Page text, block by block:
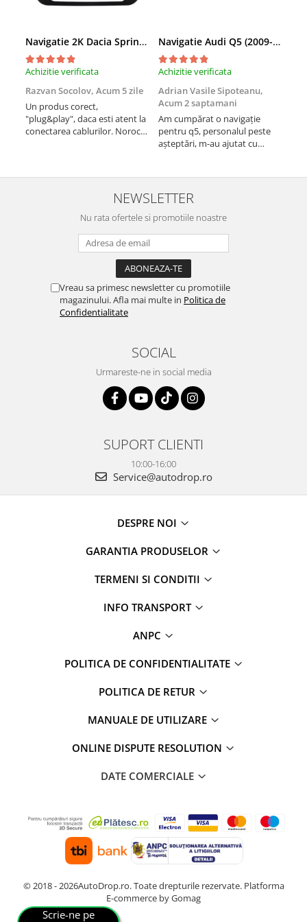
Navigații universale 1DIN
Rame adaptoare auto
Rame adaptoare auto
Rame adaptoare Volkswagen
Rame adaptoare Opel
Rame adaptoare Skoda
Rame adaptoare Suzuki
Rame adaptoare Dacia
Rame adaptoare BMW
Rame adaptoare Seat
Rame adaptoare Renault
Rame adaptoare Volvo
Rame adaptoare Mazda
Rame adaptoare Kia
Rame adaptoare Alfa Romeo
Rame adaptoare Nissan
Rame adaptoare Hyundai
Rame adaptoare Chevrolet
Rame adaptoare Mitsubishi
Rame adaptoare Jeep
Navigatie 2K Dacia Spring (2021- Prezent), Android, S-Quadcore / 4GB RAM + 64GB ROM, 9.5 Inch - AD-BGS90042K+AD-BGRKIT366V4s
Achizitie verificata
Razvan Socolov, Acum 5 zile
Un produs corect,
"plug&play", daca esti atent la
conectarea cablurilor. Noroc
indrumat pas cu pas si mi-a
atras atentia ca nu era
conectat cablul de video de la
Navigatie Audi Q5 (2009-2017), Linux OS & OEM, MMI 3G, CarPlay & Android Auto Wireless, MirrorLink, Camera AHD, 12.3 Inch - AD-BGAALNXH+AD-BGRKITQ5002
Achizitie verificata
Adrian Vasile Sipoteanu,
Acum 2 saptamani
Am cumpărat o navigație
pentru q5, personalul peste
așteptări, m-au ajutat cu
rânduri. Foarte serviabili,
livrare rapidă, suport tehnic,
totul impecabil, o să revin la ei
și pentru vi...
NEWSLETTER
Nu rata ofertele si promotiile noastre
Vreau sa primesc newsletter cu promotiile
magazinului. Afla mai multe in Politica de
Confidentialitate
SOCIAL
Urmareste-ne in social media
SUPORT CLIENTI
10:00-16:00
Service@autodrop.ro
DESPRE NOI
GARANTIA PRODUSELOR
TERMENI SI CONDITII
INFO TRANSPORT
ANPC
POLITICA DE CONFIDENTIALITATE
POLITICA DE RETUR
MANUALE DE UTILIZARE
ONLINE DISPUTE RESOLUTION
DATE COMERCIALE
© 2018 - 2026AutoDrop.ro. Toate drepturile rezervate. Platforma
E-commerce by Gomag
Scrie-ne pe